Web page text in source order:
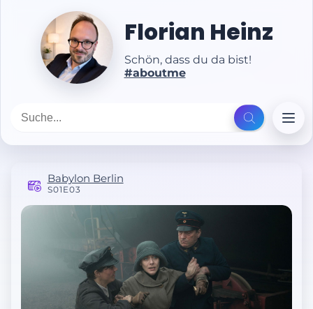
Florian Heinz
Schön, dass du da bist!
#aboutme
Babylon Berlin
S01E03